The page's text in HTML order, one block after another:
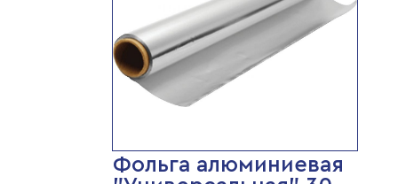
Фольга алюминиевая